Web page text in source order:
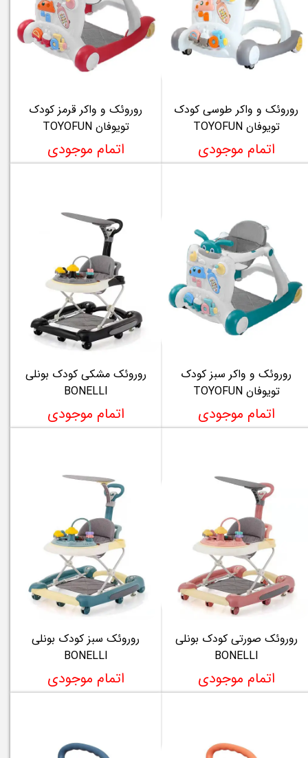
روروئک و واکر طوسی کودک
تویوفان TOYOFUN
اتمام موجودی
روروئک و واکر قرمز کودک
تویوفان TOYOFUN
اتمام موجودی
روروئک و واکر سبز کودک
تویوفان TOYOFUN
اتمام موجودی
روروئک مشکی کودک بونلی
BONELLI
اتمام موجودی
روروئک صورتی کودک بونلی
BONELLI
اتمام موجودی
روروئک سبز کودک بونلی
BONELLI
اتمام موجودی